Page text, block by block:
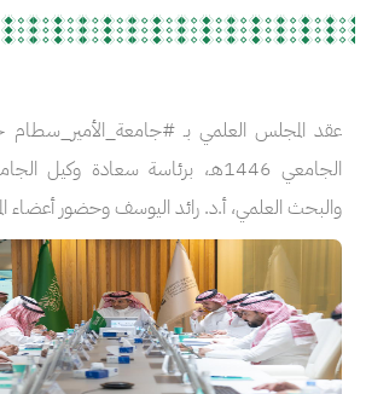
الجامعي 1446هـ، برئاسة سعادة وكيل
والبحث العلمي، أ.د. رائد اليوسف وحضور أعضاء
الصورة